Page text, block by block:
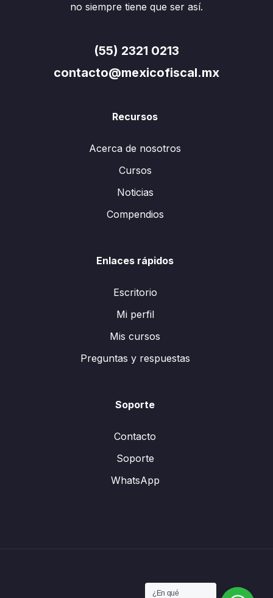
no siempre tiene que ser así.
(55) 2321 0213
contacto@mexicofiscal.mx
Recursos
Acerca de nosotros
Cursos
Noticias
Compendios
Enlaces rápidos
Escritorio
Mi perfil
Mis cursos
Preguntas y respuestas
Soporte
Contacto
Soporte
WhatsApp
¿En qué